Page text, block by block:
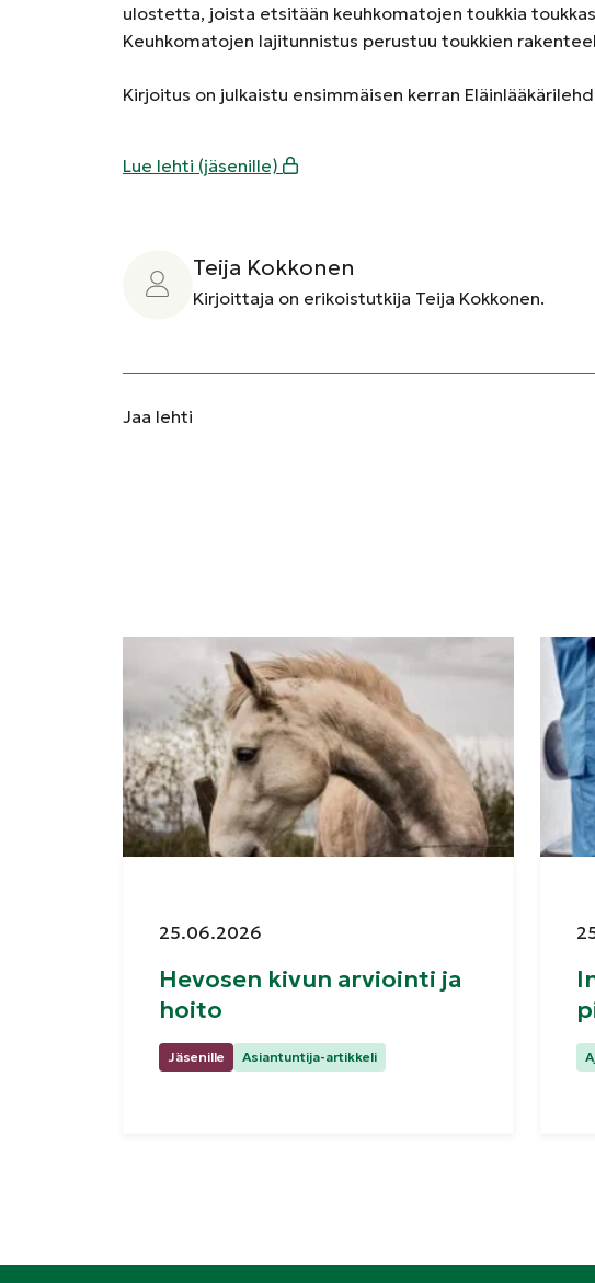
ulostetta, joista etsitään keuhkomatojen toukkia
Keuhkomatojen lajitunnistus perustuu toukkien
Kirjoitus on julkaistu ensimmäisen kerran
Lue lehti (jäsenille)
Teija Kokkonen
Kirjoittaja on erikoistutkija Teija Kokkonen.
Jaa lehti
Hevosen kivun arviointi ja
hoito
Julkaistu:
25.06.2026
Jäsenille
Kategoriat:Asiantuntija-artikkeli